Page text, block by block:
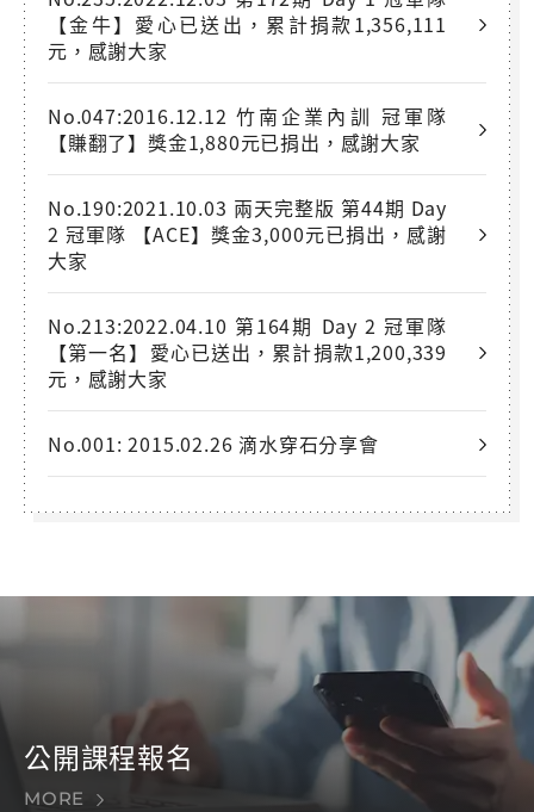
【金牛】愛心已送出，累計捐款1,356,111
元，感謝大家
No.047:2016.12.12 竹南企業內訓 冠軍隊
【賺翻了】獎金1,880元已捐出，感謝大家
No.190:2021.10.03 兩天完整版 第44期 Day
2 冠軍隊 【ACE】獎金3,000元已捐出，感謝
大家
No.213:2022.04.10 第164期 Day 2 冠軍隊
【第一名】愛心已送出，累計捐款1,200,339
元，感謝大家
No.001: 2015.02.26 滴水穿石分享會
公開課程報名
MORE